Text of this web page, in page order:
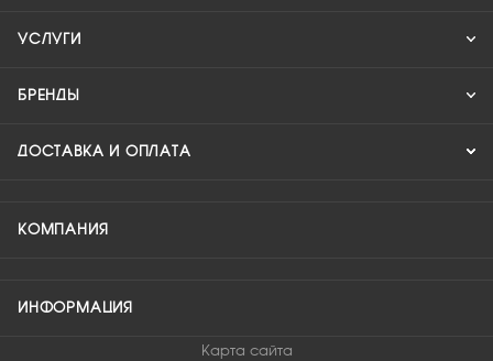
УСЛУГИ
БРЕНДЫ
ДОСТАВКА И ОПЛАТА
КОМПАНИЯ
ИНФОРМАЦИЯ
Карта сайта